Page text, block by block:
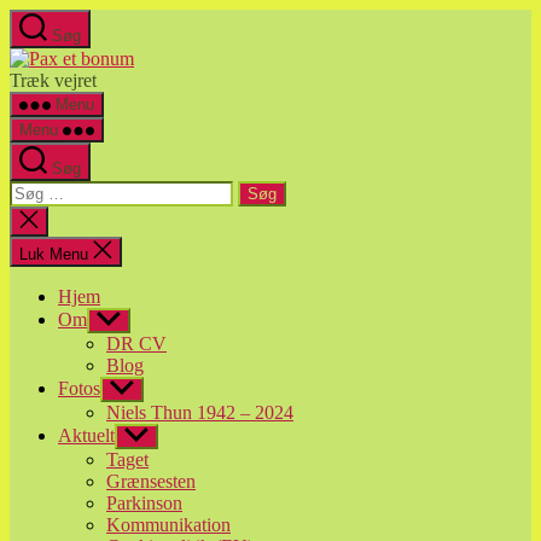
Spring
til
indholdet
Søg
Pax
Træk vejret
Menu
Menu
Søg
Søg
efter:
Luk
søgning
Luk Menu
Hjem
Om Vis
undermenu
DR CV
Blog
Fotos Vis
undermenu
Niels Thun 1942 – 2024
Aktuelt Vis
undermenu
Taget
Grænsesten
Parkinson
Kommunikation